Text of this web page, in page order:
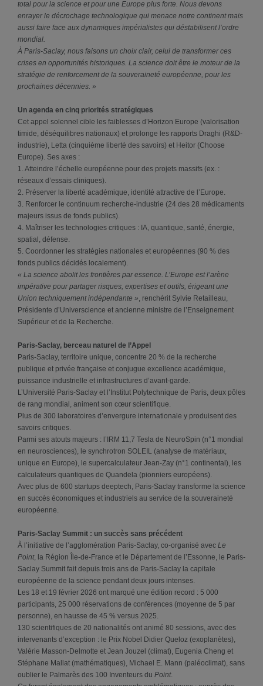
total pour la science et pour une Europe plus forte. Nous devons
enrayer le décrochage technologique qui menace notre continent mais
aussi faire face aux dynamiques impérialistes qui déstabilisent l’ordre
mondial.
À Paris-Saclay, nous faisons un choix clair, celui de transformer ces
crises en opportunités historiques. La science doit être le moteur de la
stratégie de renforcement de la souveraineté européenne, pour les
prochaines décennies. »
Un agenda en cinq priorités stratégiques
Cet appel solennel cible les faiblesses d’Horizon Europe (valorisation
timide, déséquilibres nationaux) et prolonge les rapports Draghi (R&D-
industrie), Letta (cinquième liberté des savoirs) et Heitor (Choose
Europe). Ses axes :
1. Atteindre l’échelle européenne pour des projets massifs (ex. :
réseaux d’essais cliniques).
2. Préserver la liberté académique, identité attractive de l’Europe.
3. Renforcer le continuum recherche-industrie (24 des 28 médicaments
majeurs issus de fonds publics).
4. Maîtriser les technologies critiques : IA, quantique, santé, énergie,
spatial, défense.
5. Coordonner les stratégies nationales et européennes (90 % des
fonds publics décidés localement).
« La science abolit les frontières par essence. L’Europe est l’arène
impérative pour partager risques, expertises et outils, érigeant une
Union techniquement indépendante », renchérit Sylvie Retailleau,
Présidente d’Universcience et ancienne ministre de l’Enseignement
Supérieur et de la Recherche.
Paris-Saclay, berceau naturel de l’Appel
Paris-Saclay, territoire unique, concentre 20 % de la recherche
publique et privée française et conjugue excellence académique,
puissance industrielle et infrastructures d’avant-garde.
L’Université Paris-Saclay et l’Institut Polytechnique de Paris, deux pôles
de rang mondial, animent son cœur scientifique.
Plus de 300 laboratoires d’envergure internationale y produisent des
savoirs critiques.
Parmi ses atouts majeurs : l’IRM 11,7 Tesla de NeuroSpin (n°1 mondial
en neurosciences), le synchrotron SOLEIL (analyse de matériaux,
unique en Europe), le supercalculateur Jean-Zay (n°1 continental), les
calculateurs quantiques de Quandela (pionniers européens).
Avec plus de 600 startups deeptech, Paris-Saclay transforme la science
en succès économiques et industriels au service de la souveraineté
européenne.
Paris-Saclay Summit : un succès sans précédent
À l’initiative de l’agglomération Paris-Saclay, co-organisé avec Le
Point, la Région Île-de-France et le Département de l’Essonne, le Paris-
Saclay Summit fait depuis trois ans de Paris-Saclay la capitale
européenne de la science pendant deux jours intenses.
Les 18 et 19 février 2026 ont marqué une édition record : 5 000
participants, 25 000 réservations de conférences (moyenne de 5 par
personne), en hausse de 45 % versus 2025.
130 scientifiques de 20 nationalités ont animé 80 sessions, avec des
intervenants d’exception : le Prix Nobel Didier Queloz (exoplanètes),
Valérie Masson-Delmotte et Jean Jouzel (climat), Eugenia Cheng et
Stéphane Mallat (mathématiques), Michael E. Mann (paléoclimat), sans
oublier le Palmarès des 100 Inventeurs du Point.